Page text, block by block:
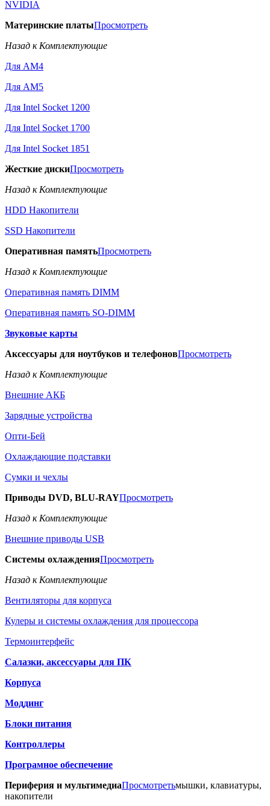
NVIDIA
Материнские платыПросмотреть
Назад к Комплектующие
Для AM4
Для AM5
Для Intel Socket 1200
Для Intel Socket 1700
Для Intel Socket 1851
Жесткие дискиПросмотреть
Назад к Комплектующие
HDD Накопители
SSD Накопители
Оперативная памятьПросмотреть
Назад к Комплектующие
Оперативная память DIMM
Оперативная память SO-DIMM
Звуковые карты
Аксессуары для ноутбуков и телефоновПросмотреть
Назад к Комплектующие
Внешние АКБ
Зарядные устройства
Опти-Бей
Охлаждающие подставки
Сумки и чехлы
Приводы DVD, BLU-RAYПросмотреть
Назад к Комплектующие
Внешние приводы USB
Системы охлажденияПросмотреть
Назад к Комплектующие
Вентиляторы для корпуса
Кулеры и системы охлаждения для процессора
Термоинтерфейс
Салазки, аксессуары для ПК
Корпуса
Моддинг
Блоки питания
Контроллеры
Програмное обеспечение
Периферия и мультимедиаПросмотретьмышки, клавиатуры,
накопители